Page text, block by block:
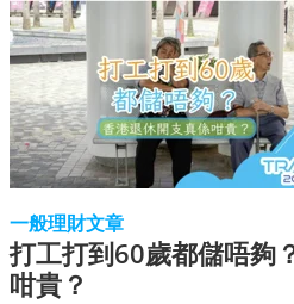
一般理財文章
打工打到60歲都儲唔夠
咁貴？